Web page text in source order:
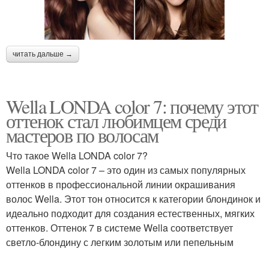
читать дальше →
Wella LONDA color 7: почему этот
оттенок стал любимцем среди
мастеров по волосам
Что такое Wella LONDA color 7?
Wella LONDA color 7 – это один из самых популярных
оттенков в профессиональной линии окрашивания
волос Wella. Этот тон относится к категории блондинок и
идеально подходит для создания естественных, мягких
оттенков. Оттенок 7 в системе Wella соответствует
светло-блондину с легким золотым или пепельным